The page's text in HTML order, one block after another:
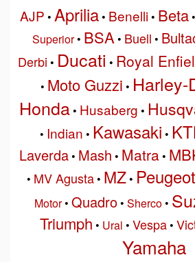
AJP • Aprilia• Benelli• Beta•
Superior• BSA• Buell •
Derbi • Ducati • Royal
• Moto Guzzi • Harley-
Honda• Husaberg •
• Indian • Kawasaki •
Laverda• Mash • Matra•
• MV Agusta• MZ• Peugeot
Motor• Quadro• Sherco•
Triumph • Ural • Vespa•
Yamaha